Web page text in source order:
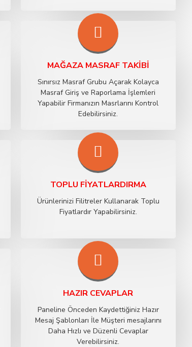
MAĞAZA MASRAF TAKIBI
Sınırsız Masraf Grubu Açarak Kolayca
Masraf Giriş ve Raporlama İşlemleri
Yapabilir Firmanızın Masrlarını Kontrol
Edebilirsiniz.
TOPLU FIYATLARDIRMA
Ürünlerinizi Filitreler Kullanarak Toplu
Fiyatlardır Yapabilirsiniz.
HAZIR CEVAPLAR
Paneline Önceden Kaydettiğiniz Hazır
Mesaj Şablonları İle Müşteri mesajlarını
Daha Hızlı ve Düzenli Cevaplar
Verebilirsiniz.